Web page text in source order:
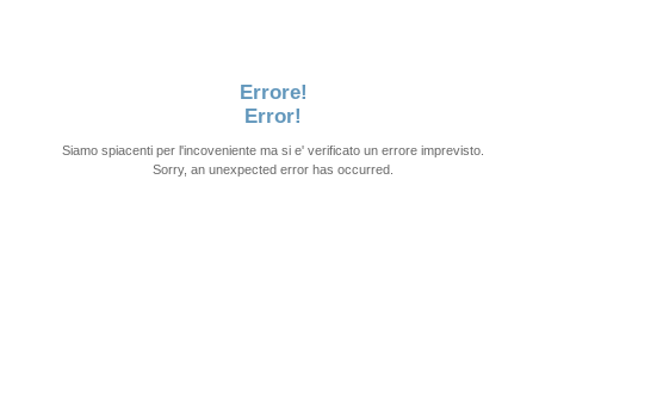
Errore!
Error!
Siamo spiacenti per l'incoveniente ma si e' verificato un errore imprevisto.
Sorry, an unexpected error has occurred.